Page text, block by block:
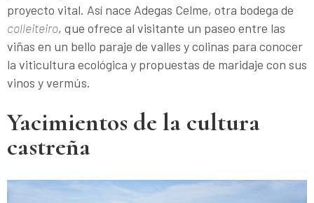
proyecto vital. Así nace Adegas Celme, otra bodega de
colleiteiro, que ofrece al visitante un paseo entre las
viñas en un bello paraje de valles y colinas para conocer
la viticultura ecológica y propuestas de maridaje con sus
vinos y vermús.
Yacimientos de la cultura
castreña